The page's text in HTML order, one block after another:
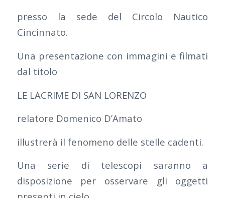
presso la sede del Circolo Nautico
Cincinnato.
Una presentazione con immagini e filmati
dal titolo
LE LACRIME DI SAN LORENZO
relatore Domenico D’Amato
illustrerà il fenomeno delle stelle cadenti.
Una serie di telescopi saranno a
disposizione per osservare gli oggetti